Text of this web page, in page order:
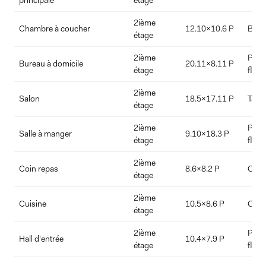
Chambre à coucher
2ième
étage
12.10x10.6 P Bois
Bureau à domicile
2ième
étage
20.11x8.11 P
Salon
2ième
étage
18.5x17.11 P Tapis
Salle à manger
2ième
étage
9.10x18.3 P
Coin repas
2ième
étage
8.6x8.2 P
Cuisine
2ième
étage
10.5x8.6 P
Hall d'entrée
2ième
étage
10.4x7.9 P